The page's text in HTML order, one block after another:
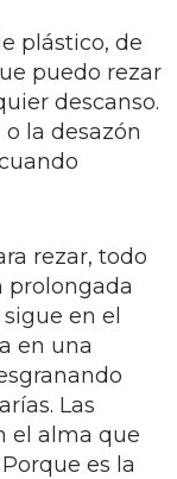
plástico, de
puedo rezar
descanso.
la desazón
rezar, todo
prolongada
en el
en una
Las
el alma que
es la